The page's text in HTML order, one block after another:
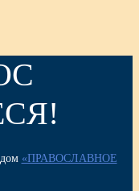
«ПРАВОСЛАВНОЕ